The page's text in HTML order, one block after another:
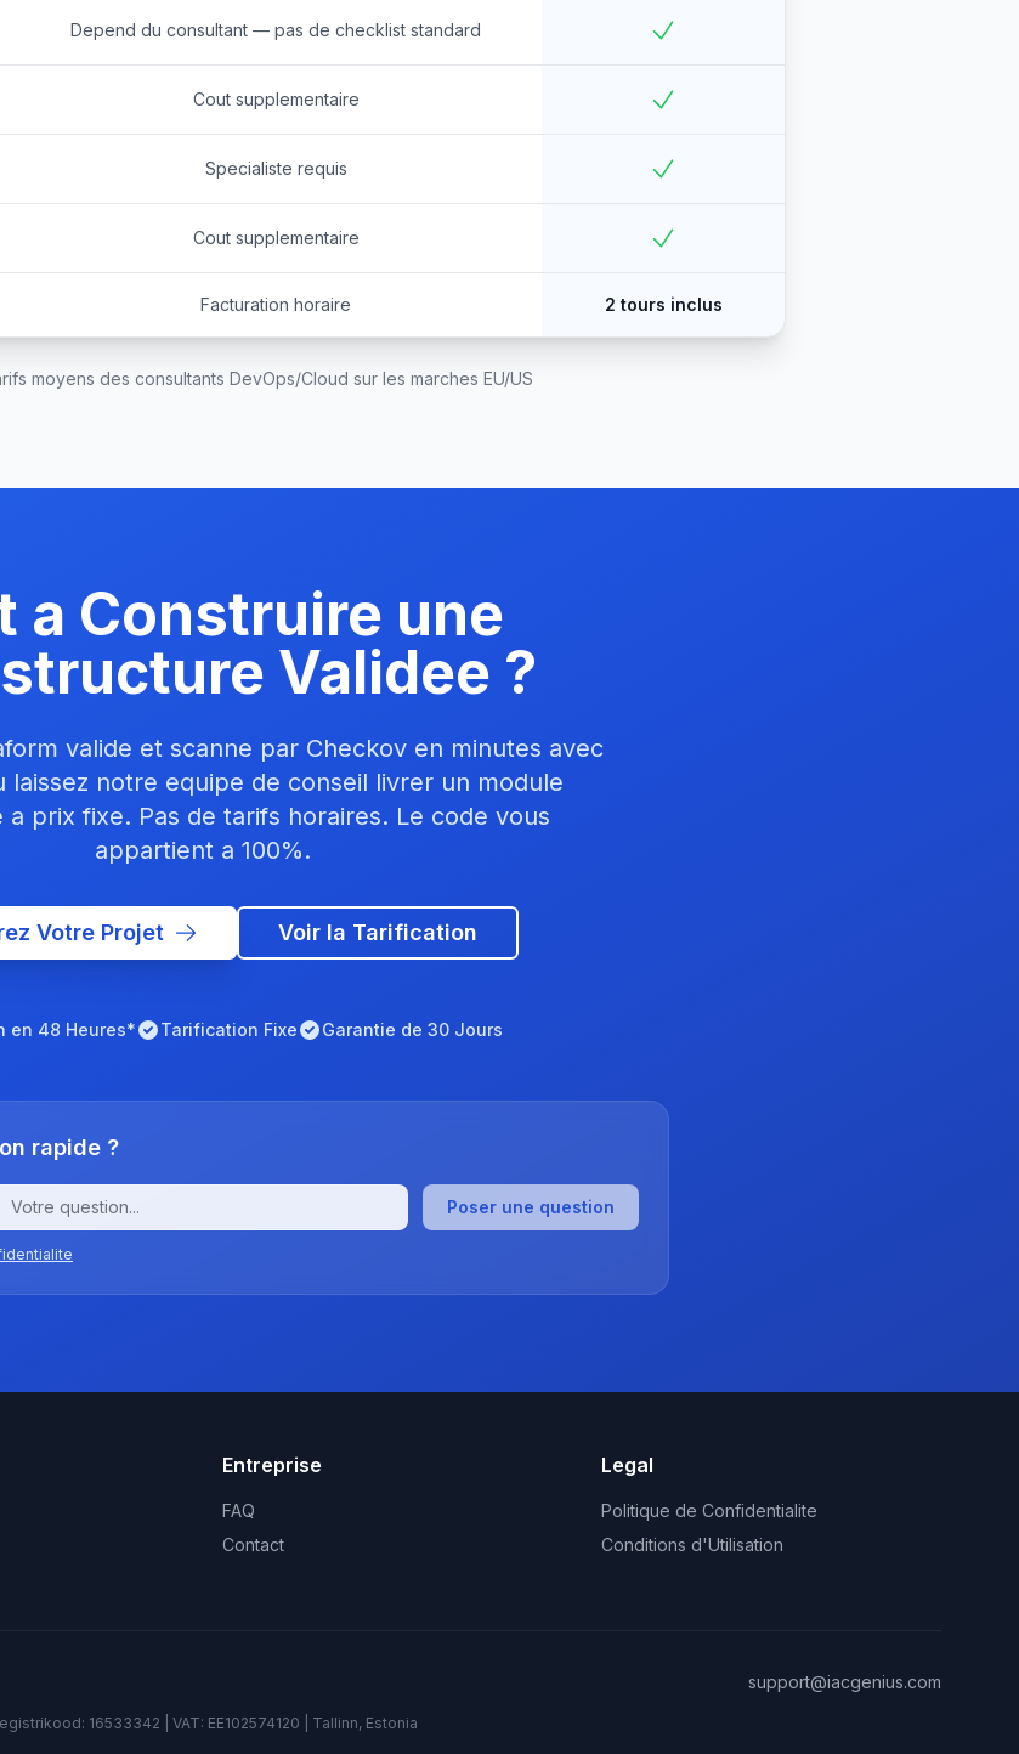
Depend du consultant — pas de checklist standard
Cout supplementaire
Specialiste requis
Cout supplementaire
Facturation horaire 2 tours inclus
moyens des consultants DevOps/Cloud sur les marches EU/US
a Construire une
Validee ?
valide et scanne par Checkov en minutes avec
notre equipe de conseil livrer un module
a prix fixe. Pas de tarifs horaires. Le code vous
appartient a 100%.
Votre Projet Voir la Tarification
en 48 Heures* Tarification Fixe Garantie de 30 Jours
rapide ?
Poser une question
Entreprise
FAQ
Contact
Legal
Politique de Confidentialite
Conditions d'Utilisation
support@iacgenius.com
16533342 | VAT: EE102574120 Tallinn, Estonia